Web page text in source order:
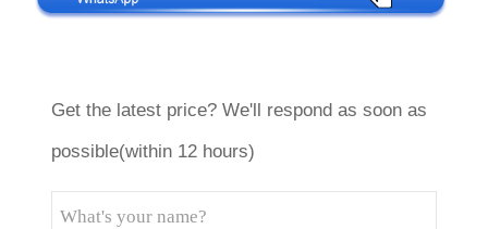
Get the latest price? We'll respond as soon as
possible(within 12 hours)